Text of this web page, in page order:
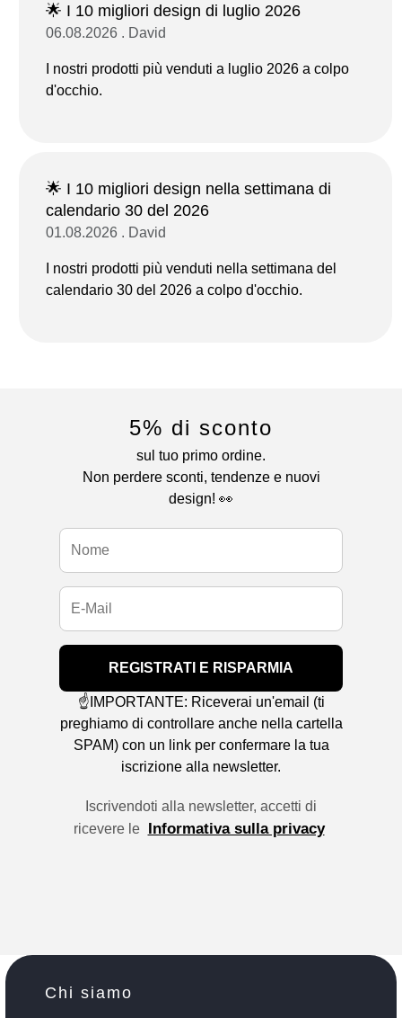
🌟 I 10 migliori design di luglio 2026
06.08.2026 . David
I nostri prodotti più venduti a luglio 2026 a colpo
d'occhio.
🌟 I 10 migliori design nella settimana di
calendario 30 del 2026
01.08.2026 . David
I nostri prodotti più venduti nella settimana del
calendario 30 del 2026 a colpo d'occhio.
5% di sconto
sul tuo primo ordine.
Non perdere sconti, tendenze e nuovi
design! 👀
REGISTRATI E RISPARMIA
☝️IMPORTANTE: Riceverai un'email (ti
preghiamo di controllare anche nella cartella
SPAM) con un link per confermare la tua
iscrizione alla newsletter.
Iscrivendoti alla newsletter, accetti di
ricevere le Informativa sulla privacy
Chi siamo